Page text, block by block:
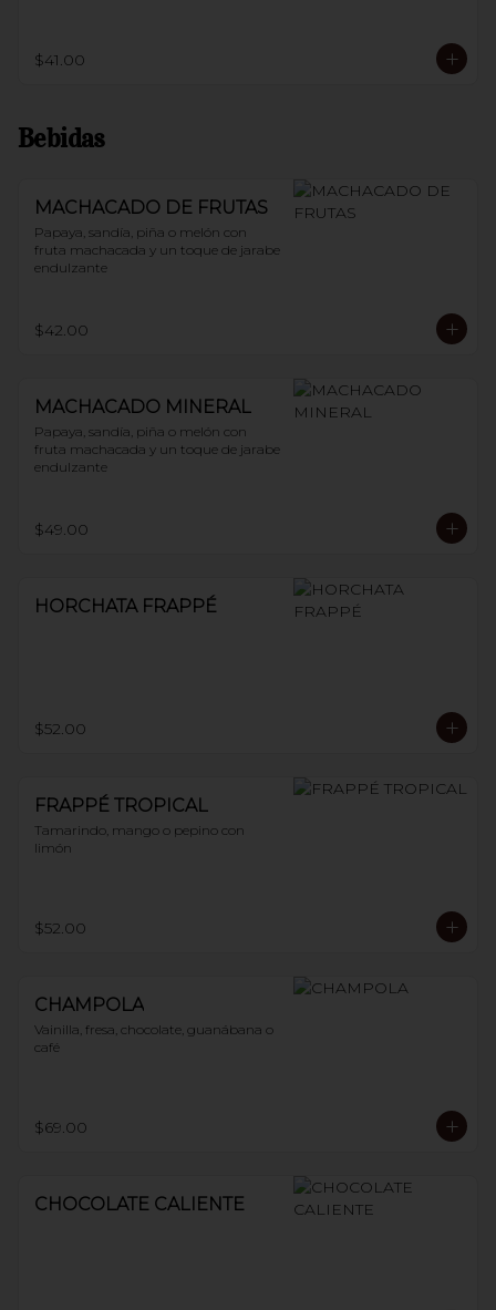
$41.00
Bebidas
MACHACADO DE FRUTAS
Papaya, sandía, piña o melón con
fruta machacada y un toque de jarabe
endulzante
$42.00
MACHACADO MINERAL
Papaya, sandía, piña o melón con
fruta machacada y un toque de jarabe
endulzante
$49.00
HORCHATA FRAPPÉ
$52.00
FRAPPÉ TROPICAL
Tamarindo, mango o pepino con
limón
$52.00
CHAMPOLA
Vainilla, fresa, chocolate, guanábana o
café
$69.00
CHOCOLATE CALIENTE